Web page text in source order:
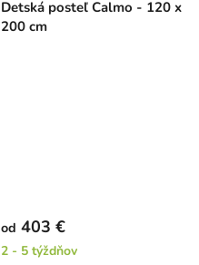
Detská posteľ Calmo - 120 x
200 cm
od 403 €
2 - 5 týždňov